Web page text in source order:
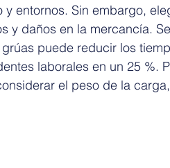
y entornos. Sin embargo,
y daños en la mercancía.
puede reducir los
laborales en un 25 %.
el peso de la